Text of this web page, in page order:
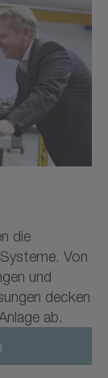
die
Von
und
decken
ab.